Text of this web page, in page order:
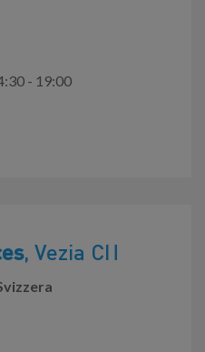
- 19:00
, Vezia CH